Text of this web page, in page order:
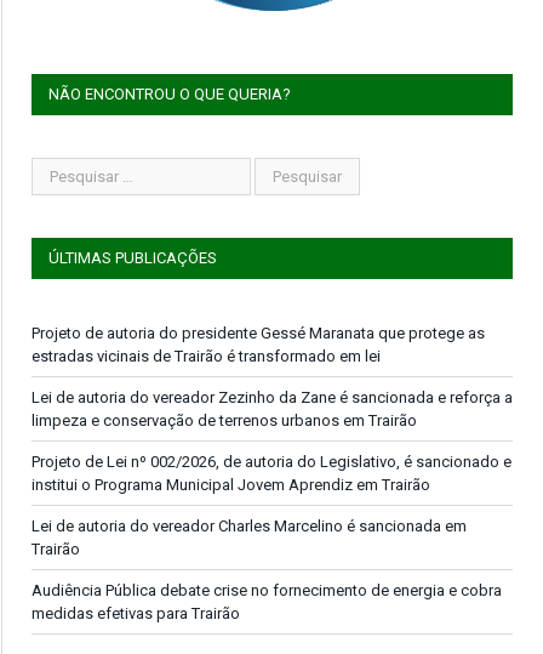
NÃO ENCONTROU O QUE QUERIA?
ÚLTIMAS PUBLICAÇÕES
Projeto de autoria do presidente Gessé Maranata que protege as
estradas vicinais de Trairão é transformado em lei
Lei de autoria do vereador Zezinho da Zane é sancionada e reforça a
limpeza e conservação de terrenos urbanos em Trairão
Projeto de Lei nº 002/2026, de autoria do Legislativo, é sancionado e
institui o Programa Municipal Jovem Aprendiz em Trairão
Lei de autoria do vereador Charles Marcelino é sancionada em
Trairão
Audiência Pública debate crise no fornecimento de energia e cobra
medidas efetivas para Trairão